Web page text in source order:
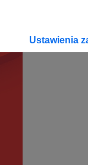
Ustawienia